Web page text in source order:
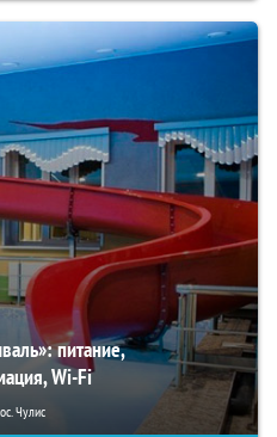
питание,
Wi-Fi
Чулис